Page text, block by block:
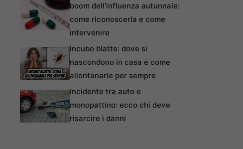
boom dell’influenza autunnale:
come riconoscerla e come
intervenire
Incubo blatte: dove si
nascondono in casa e come
allontanarle per sempre
Incidente tra auto e
monopattino: ecco chi deve
risarcire i danni